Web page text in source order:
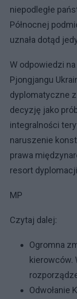
niepodległe
Północnej
uznała dotąd
W odpowiedzi
Pjongjangu
dyplomatyczne
decyzję jako
integralności
naruszenie
prawa
resort
MP
Czytaj dalej:
Ogromna
kierowców.
Odwołanie